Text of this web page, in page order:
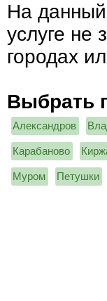
На
услуге не
городах
Выбрать
Александров
Карабаново
Муром Петушки